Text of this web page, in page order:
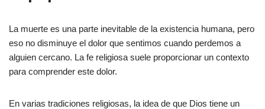
La muerte es una parte inevitable de la existencia humana, pero
eso no disminuye el dolor que sentimos cuando perdemos a
alguien cercano. La fe religiosa suele proporcionar un contexto
para comprender este dolor.
En varias tradiciones religiosas, la idea de que Dios tiene un